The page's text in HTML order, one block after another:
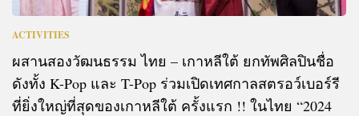
ACTIVITIES
ผสานสองวัฒนธรรม ไทย – เกาหลีใต้ ยกทัพศิลปินชื่อ
ดังทั้ง K-Pop และ T-Pop ร่วมเปิดเทศกาลสตรอว์เบอร์รี
ที่ยิ่งใหญ่ที่สุดของเกาหลีใต้ ครั้งแรก !! ในไทย “2024